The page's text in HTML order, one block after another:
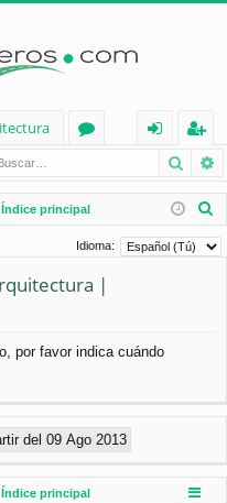
os
nt
ifi
eg
ist
ra
Índice principal
s
Idioma:
|
por favor indica cuándo
Índice principal